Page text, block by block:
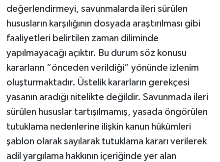
değerlendirmeyi, savunmalarda ileri sürülen
hususların karşılığının dosyada araştırılması gibi
faaliyetleri belirtilen zaman diliminde
yapılmayacağı açıktır. Bu durum söz konusu
kararların “önceden verildiği” yönünde izlenim
oluşturmaktadır. Üstelik kararların gerekçesi
yasanın aradığı nitelikte değildir. Savunmada ileri
sürülen hususlar tartışılmamış, yasada öngörülen
tutuklama nedenlerine ilişkin kanun hükümleri
şablon olarak sayılarak tutuklama kararı verilerek
adil yargılama hakkının içeriğinde yer alan